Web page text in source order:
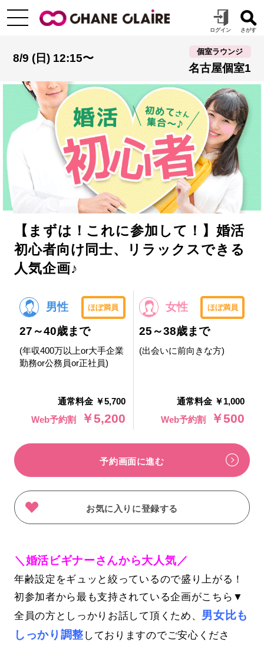
8/9 (日) 12:15〜
個室ラウンジ
名古屋個室1
【まずは！これに参加して！】婚活
初心者向け同士、リラックスできる
人気企画♪
男性 ほぼ満員
27～40歳まで
(年収400万以上or大手企業
勤務or公務員or正社員)
通常料金 ￥5,700
Web予約割
￥5,200
女性 ほぼ満員
25～38歳まで
(出会いに前向きな方)
通常料金 ￥1,000
Web予約割
￥500
予約画面に進む
お気に入りに登録する
＼婚活ビギナーさんから大人気／
年齢設定をギュッと絞っているので盛り上がる！
初参加者から最も支持されている企画がこちら▼
全員の方としっかりお話して頂くため、 男女比も
しっかり調整 しておりますのでご安心くださ